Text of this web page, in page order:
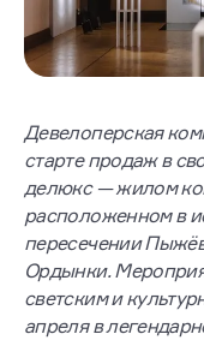
Девелоперская
старте продаж в
делюкс — жилом
расположенном в
пересечении
Ордынки.
светским и
апреля в